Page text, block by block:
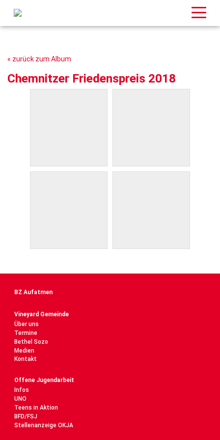
« zurück zum Album
Chemnitzer Friedenspreis 2018
BZ Aufatmen
Vineyard Gemeinde
Über uns
Termine
Bethel Sozo
Medien
Kontakt
Offene Jugendarbeit
Infos
UNO
Teens in Aktion
BFD/FSJ
Stellenanzeige OKJA